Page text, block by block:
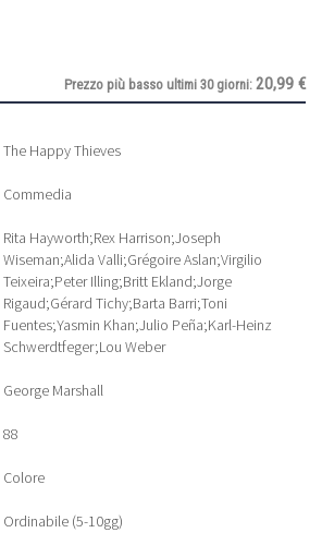
Prezzo più basso ultimi 30 giorni: 20,99 €
The Happy Thieves
Commedia
Rita Hayworth;Rex Harrison;Joseph
Wiseman;Alida Valli;Grégoire Aslan;Virgilio
Teixeira;Peter Illing;Britt Ekland;Jorge
Rigaud;Gérard Tichy;Barta Barri;Toni
Fuentes;Yasmin Khan;Julio Peña;Karl-Heinz
Schwerdtfeger;Lou Weber
George Marshall
88
Colore
Ordinabile (5-10gg)